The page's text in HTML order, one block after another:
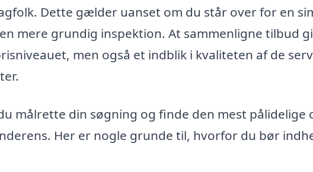
Dette gælder uanset om du står over for en
mere grundig inspektion. At sammenligne tilbud
men også et indblik i kvaliteten af de
målrette din søgning og finde den mest pålidelige
Her er nogle grunde til, hvorfor du bør